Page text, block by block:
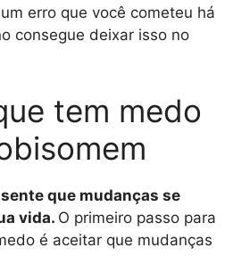
erro que você cometeu há
consegue deixar isso no
tem medo
que mudanças se
vida. O primeiro passo para
é aceitar que mudanças